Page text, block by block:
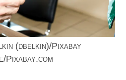
(dbelkin)/Pixabay
Pixabay.com